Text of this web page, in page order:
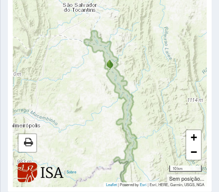
|Sobre
+
−
10 km
Sem posição...
Leaflet| Powered byEsri|Esri, HERE, Garmin, USGS, NGA